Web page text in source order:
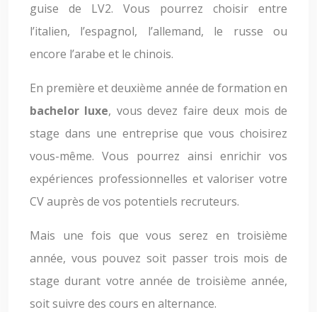
guise de LV2. Vous pourrez choisir entre
l’italien, l’espagnol, l’allemand, le russe ou
encore l’arabe et le chinois.
En première et deuxième année de formation en
bachelor luxe, vous devez faire deux mois de
stage dans une entreprise que vous choisirez
vous-même. Vous pourrez ainsi enrichir vos
expériences professionnelles et valoriser votre
CV auprès de vos potentiels recruteurs.
Mais une fois que vous serez en troisième
année, vous pouvez soit passer trois mois de
stage durant votre année de troisième année,
soit suivre des cours en alternance.